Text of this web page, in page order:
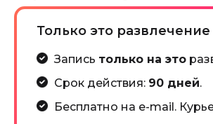
Только это развлечение
Запись только на это
Срок действия: 90 дней.
Бесплатно на e-mail.